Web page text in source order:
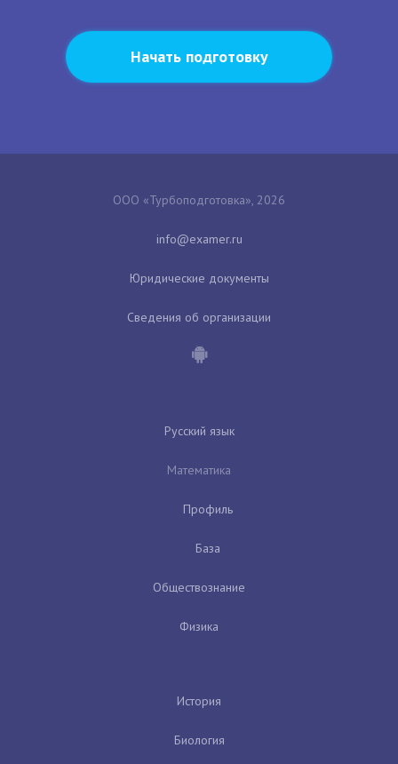
Начать подготовку
ООО «Турбоподготовка», 2026
Юридические документы
Сведения об организации
Русский язык
Математика
Профиль
База
Обществознание
Физика
История
Биология